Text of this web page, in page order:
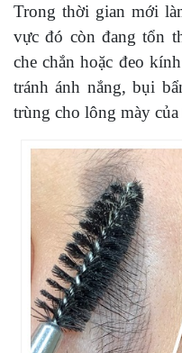
Trong thời gian mới
vực đó còn đang tổn
che chắn hoặc đeo
tránh ánh nắng, bụi
trùng cho lông mày của